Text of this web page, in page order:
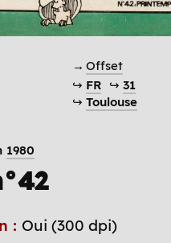
→ Offset
↪ FR ↪ 31
↪ Toulouse
1980
: Oui (300 dpi)